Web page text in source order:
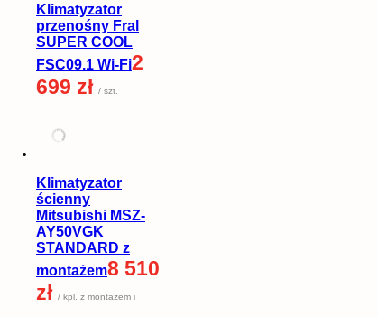
Klimatyzator
przenośny Fral
SUPER COOL
FSC09.1 Wi-Fi2
699 zł / szt.
Klimatyzator
ścienny
Mitsubishi MSZ-
AY50VGK
STANDARD z
montażem8 510
zł / kpl. z montażem i